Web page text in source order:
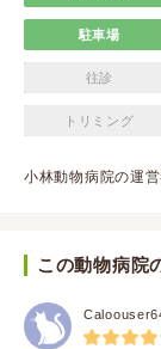
駐車場
往診
トリミング
小林動物病院の運
この動物病院